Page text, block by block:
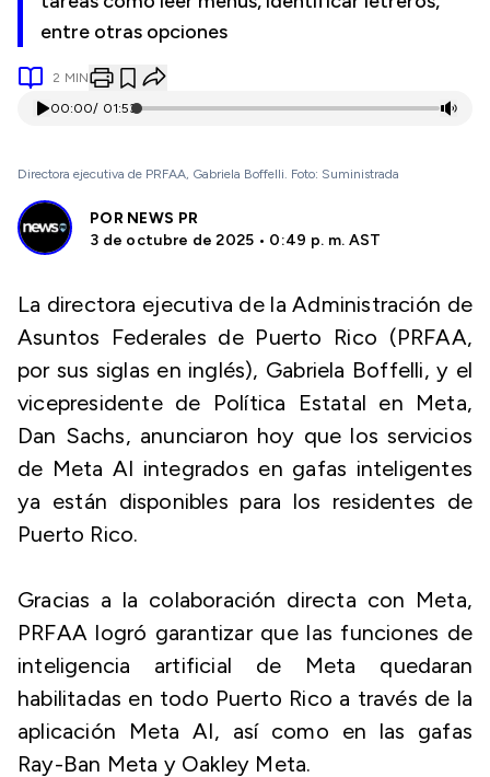
entre otras opciones
2 MIN
00:00/ 01:53
Directora ejecutiva de PRFAA, Gabriela Boffelli. Foto: Suministrada
POR NEWS PR
3 de octubre de 2025 • 0:49 p. m. AST
La directora ejecutiva de la Administración de
Asuntos Federales de Puerto Rico (PRFAA,
por sus siglas en inglés), Gabriela Boffelli, y el
vicepresidente de Política Estatal en Meta,
Dan Sachs, anunciaron hoy que los servicios
de Meta AI integrados en gafas inteligentes
ya están disponibles para los residentes de
Puerto Rico.
Gracias a la colaboración directa con Meta,
PRFAA logró garantizar que las funciones de
inteligencia artificial de Meta quedaran
habilitadas en todo Puerto Rico a través de la
aplicación Meta AI, así como en las gafas
Ray-Ban Meta y Oakley Meta.